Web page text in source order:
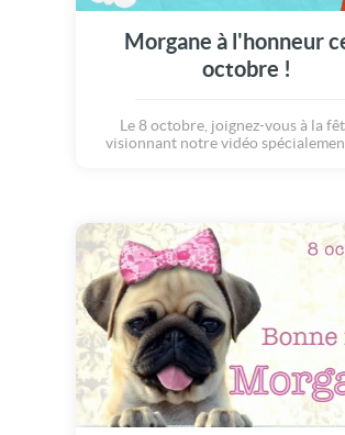
Morgane à l'honneur
octobre !
Le 8 octobre, joignez-vous à la
visionnant notre vidéo